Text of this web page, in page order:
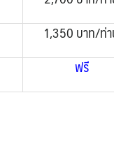
1,350 บาท/ท่
ฟรี